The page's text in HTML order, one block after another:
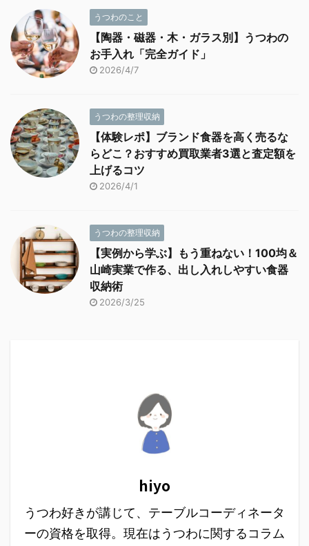
うつわのこと
【陶器・磁器・木・ガラス別】うつわの
お手入れ「完全ガイド」
2026/4/7
うつわの整理収納
【体験レポ】ブランド食器を高く売るな
らどこ？おすすめ買取業者3選と査定額を
上げるコツ
2026/4/1
うつわの整理収納
【実例から学ぶ】もう重ねない！100均＆
山崎実業で作る、出し入れしやすい食器
収納術
2026/3/25
hiyo
うつわ好きが講じて、テーブルコーディネータ
ーの資格を取得。現在はうつわに関するコラム